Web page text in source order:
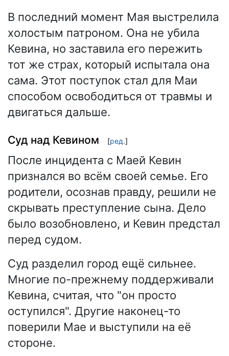
В последний момент Мая выстрелила
холостым патроном. Она не убила
Кевина, но заставила его пережить
тот же страх, который испытала она
сама. Этот поступок стал для Маи
способом освободиться от травмы и
двигаться дальше.
Суд над Кевином [ред.]
После инцидента с Маей Кевин
признался во всём своей семье. Его
родители, осознав правду, решили не
скрывать преступление сына. Дело
было возобновлено, и Кевин предстал
перед судом.
Суд разделил город ещё сильнее.
Многие по-прежнему поддерживали
Кевина, считая, что "он просто
оступился". Другие наконец-то
поверили Мае и выступили на её
стороне.